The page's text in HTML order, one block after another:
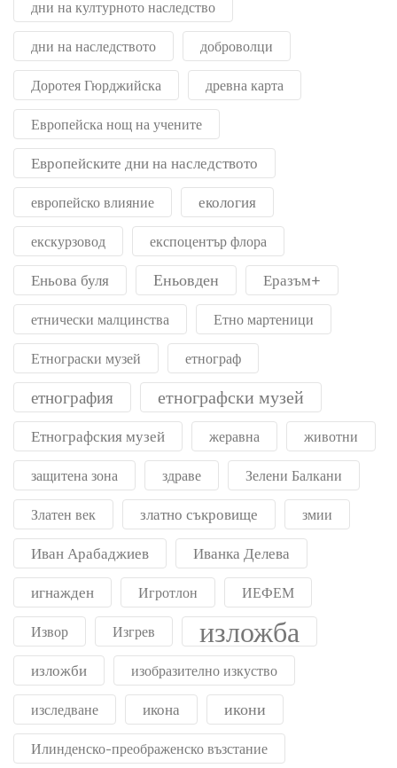
дни на културното наследство
дни на наследството доброволци
Доротея Гюрджийска древна карта
Европейска нощ на учените
Европейските дни на наследството
европейско влияние екология
екскурзовод експоцентър флора
Еньова буля Еньовден Еразъм+
етнически малцинства Етно мартеници
Етнограски музей етнограф
етнография етнографски музей
Етнографския музей жеравна животни
защитена зона здраве Зелени Балкани
Златен век златно съкровище змии
Иван Арабаджиев Иванка Делева
игнажден Игротлон ИЕФЕМ
Извор Изгрев изложба
изложби изобразително изкуство
изследване икона икони
Илинденско-преображенско възстание